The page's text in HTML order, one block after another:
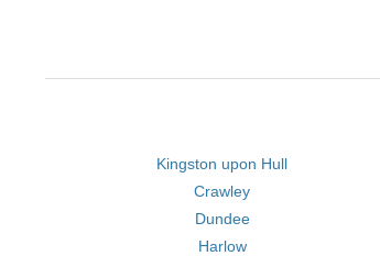
Kingston upon Hull
Crawley
Dundee
Harlow